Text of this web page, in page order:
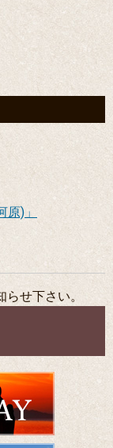
)」
せ下さい。